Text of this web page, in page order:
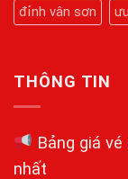
đỉnh vân sơn
THÔNG TIN
Bảng giá
nhất